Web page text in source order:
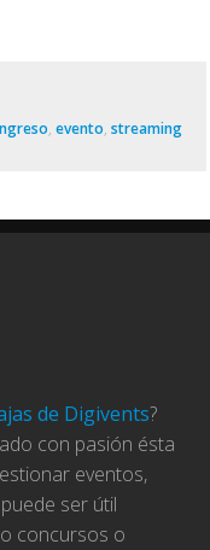
, evento, streaming
de Digivents?
con pasión ésta
eventos,
ser útil
concursos o